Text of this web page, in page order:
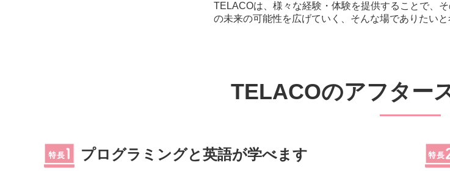
TELACOは、様々な経験・体験を提供することで、
の未来の可能性を広げていく、そんな場でありたいと
TELACOのアフター
プログラミングと英語が学べます